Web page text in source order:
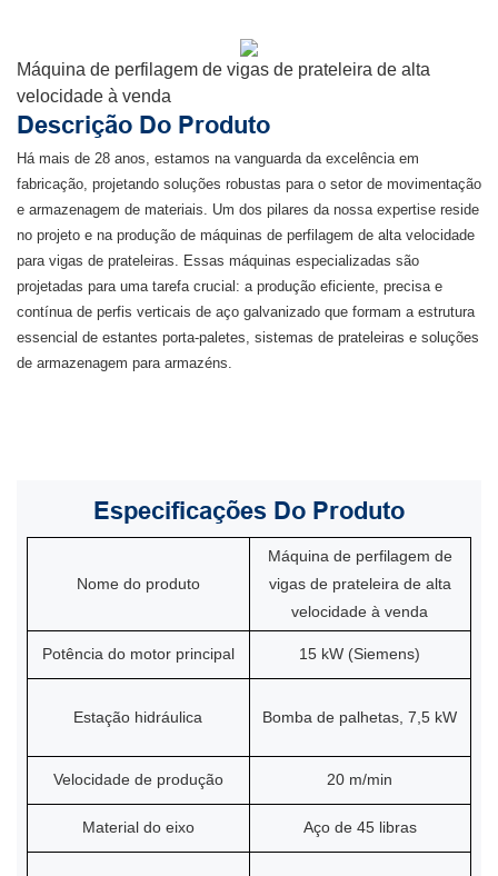
Máquina de perfilagem de vigas de prateleira de alta
velocidade à venda
Descrição Do Produto
Há mais de 28 anos, estamos na vanguarda da excelência em
fabricação, projetando soluções robustas para o setor de movimentação
e armazenagem de materiais. Um dos pilares da nossa expertise reside
no projeto e na produção de máquinas de perfilagem de alta velocidade
para vigas de prateleiras. Essas máquinas especializadas são
projetadas para uma tarefa crucial: a produção eficiente, precisa e
contínua de perfis verticais de aço galvanizado que formam a estrutura
essencial de estantes porta-paletes, sistemas de prateleiras e soluções
de armazenagem para armazéns.
Especificações Do Produto
Nome do produto
Máquina de perfilagem de
vigas de prateleira de alta
velocidade à venda
Potência do motor principal 15 kW (Siemens)
Estação hidráulica Bomba de palhetas, 7,5 kW
Velocidade de produção 20 m/min
Material do eixo Aço de 45 libras